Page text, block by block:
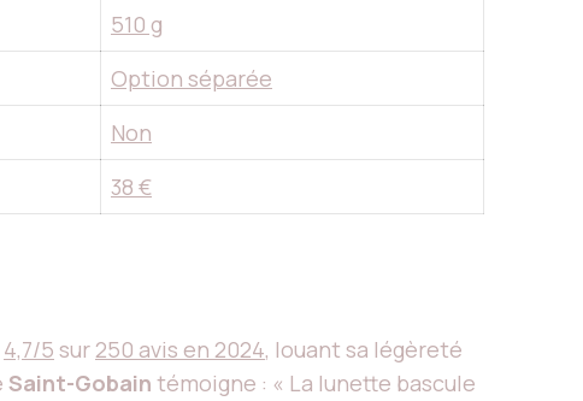
510 g
Option séparée
Non
38 €
4,7/5 sur250 avis en 2024, louant sa légèreté
Saint-Gobain témoigne : « La lunette bascule